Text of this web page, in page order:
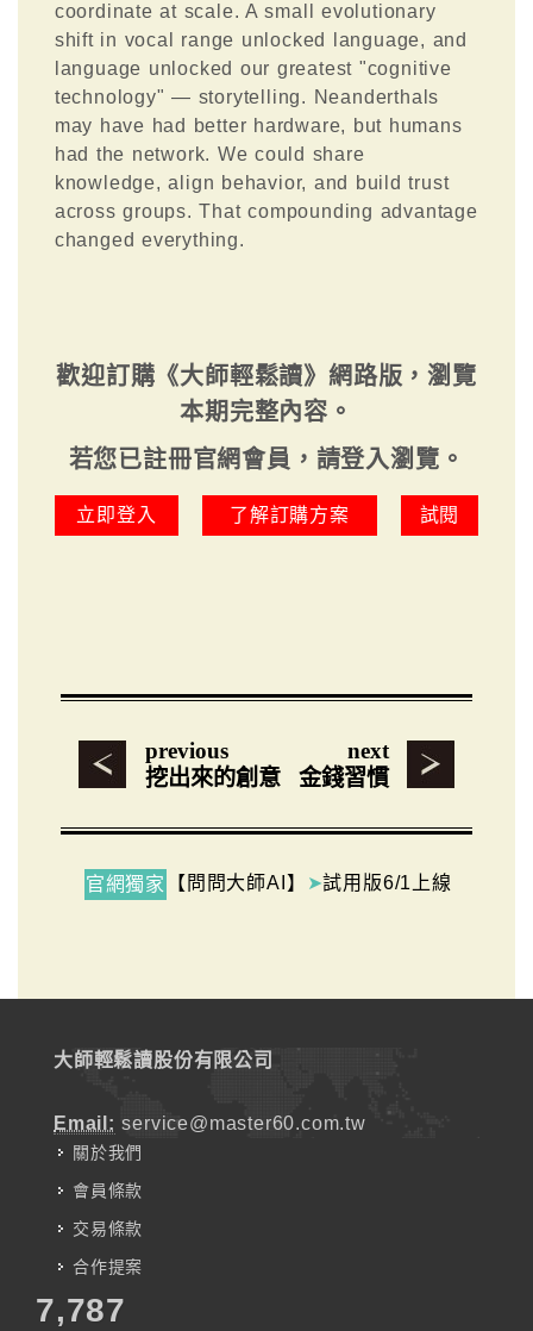
coordinate at scale. A small evolutionary
shift in vocal range unlocked language, and
language unlocked our greatest "cognitive
technology" — storytelling. Neanderthals
may have had better hardware, but humans
had the network. We could share
knowledge, align behavior, and build trust
across groups. That compounding advantage
changed everything.
歡迎訂購《大師輕鬆讀》網路版，瀏覽
本期完整內容。
若您已註冊官網會員，請登入瀏覽。
立即登入 了解訂購方案 試閱
previous
挖出來的創意
next
金錢習慣
官網獨家 【問問大師AI】 ➤試用版6/1上線
大師輕鬆讀股份有限公司
Email: service@master60.com.tw
關於我們
會員條款
交易條款
合作提案
7,787